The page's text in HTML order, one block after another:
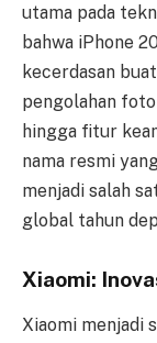
utama pada
bahwa iPhone
kecerdasan
pengolahan
hingga fitur
nama resmi
menjadi salah
global tahun
Xiaomi:
Xiaomi menjadi